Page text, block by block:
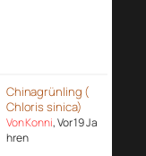
Chinagrünling (
Chloris sinica)
Von Konni, Vor 19 Ja
hren